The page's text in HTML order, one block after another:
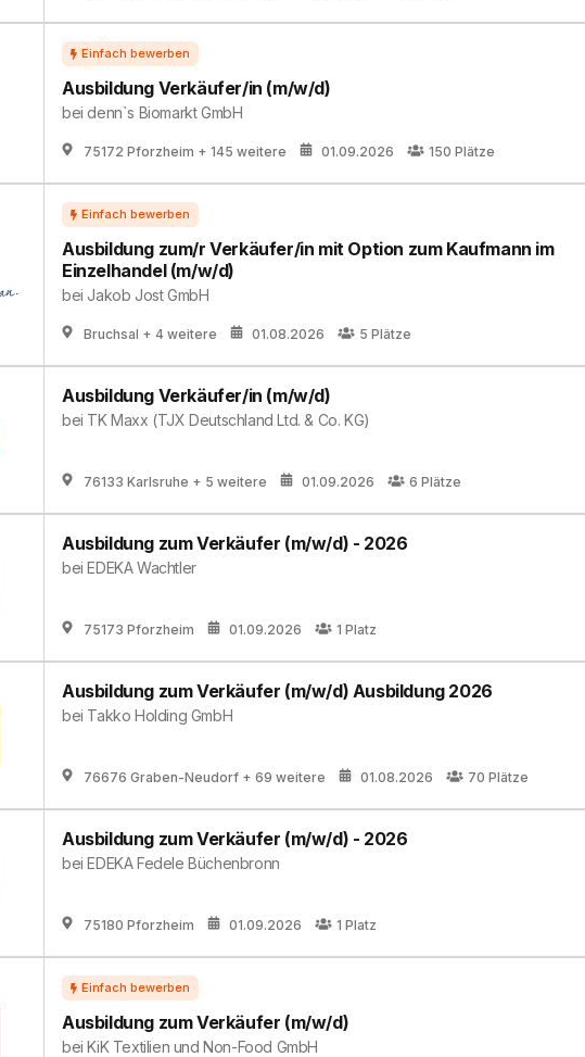
Ausbildung Verkäufer/in (m/w/d)
beidenn`s Biomarkt GmbH
75172 Pforzheim + 145 weitere 01.09.2026 150 Plätze
Ausbildung zum/r Verkäufer/in mit Option zum Kaufmann im
Einzelhandel (m/w/d)
bei Jakob Jost GmbH
Bruchsal + 4 weitere 01.08.2026 5 Plätze
Ausbildung Verkäufer/in (m/w/d)
bei TK Maxx (TJX Deutschland Ltd. & Co. KG)
76133 Karlsruhe + 5 weitere 01.09.2026 6 Plätze
Ausbildung zum Verkäufer (m/w/d) - 2026
beiEDEKA Wachtler
75173 Pforzheim 01.09.2026 1 Platz
Ausbildung zum Verkäufer (m/w/d) Ausbildung 2026
bei Takko Holding GmbH
76676 Graben-Neudorf + 69 weitere 01.08.2026 70 Plätze
Ausbildung zum Verkäufer (m/w/d) - 2026
beiEDEKA Fedele Büchenbronn
75180 Pforzheim 01.09.2026 1 Platz
Ausbildung zum Verkäufer (m/w/d)
beiKiK Textilien und Non-Food GmbH